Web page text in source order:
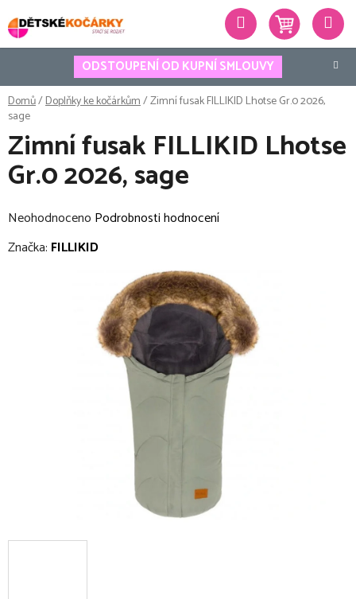
na
obsah
ODSTOUPENÍ OD KUPNÍ SMLOUVY
Hledat
Domů/Doplňky ke kočárkům/Zimní fusak FILLIKID Lhotse Gr.0 2026,
sage
Zimní fusak FILLIKID Lhotse
Gr.0 2026, sage
Průměrné
hodnocení
Neohodnoceno Podrobnosti hodnocení
Značka: FILLIKID